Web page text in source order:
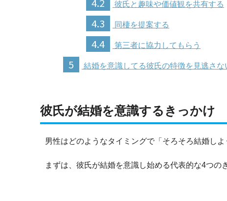
彼氏と趣味や価値観を共有する
4.3 同棲を提案する
4.4 第三者に協力してもらう
5 結婚を意識してる彼氏の特徴を見逃さな
彼氏が結婚を意識するきっかけ
男性はどのようなタイミングで「そろそろ結婚し
まずは、彼氏が結婚を意識し始める代表的な4つの